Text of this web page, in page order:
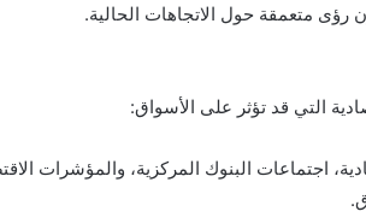
رؤى متعمقة حول الاتجاهات الحالية.
التي قد تؤثر على الأسواق:
اجتماعات البنوك المركزية، والمؤشرات